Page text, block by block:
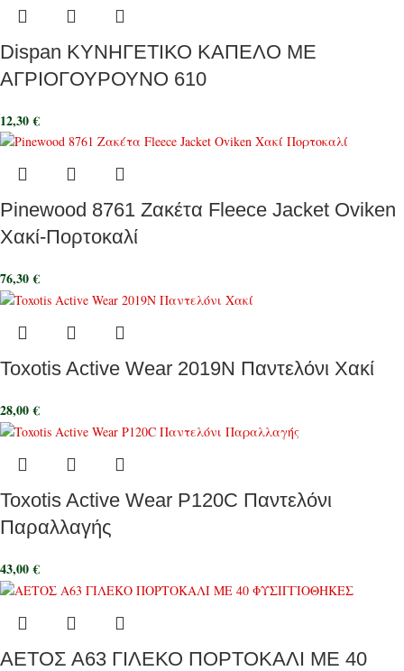
Dispan ΚΥΝΗΓΕΤΙΚΟ ΚΑΠΕΛΟ ΜΕ
ΑΓΡΙΟΓΟΥΡΟΥΝΟ 610
12,30€
Pinewood 8761 Ζακέτα Fleece Jacket Oviken
Χακί-Πορτοκαλί
76,30€
Toxotis Active Wear 2019N Παντελόνι Χακί
28,00€
Toxotis Active Wear P120C Παντελόνι
Παραλλαγής
43,00€
ΑΕΤΟΣ Α63 ΓΙΛΕΚΟ ΠΟΡΤΟΚΑΛΙ ΜΕ 40